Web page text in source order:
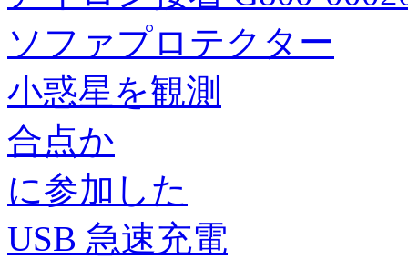
ソファプロテクター
小惑星を観測
合点か
に参加した
USB 急速充電